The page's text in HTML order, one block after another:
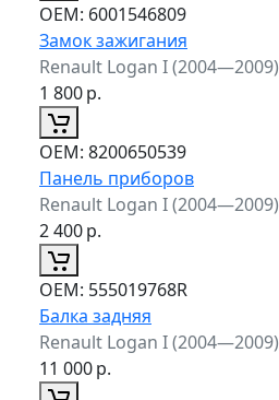
ОЕМ: 6001546809
Замок зажигания
Renault Logan I (2004—2009)
1 800р.
ОЕМ: 8200650539
Панель приборов
Renault Logan I (2004—2009)
2 400р.
ОЕМ: 555019768R
Балка задняя
Renault Logan I (2004—2009)
11 000р.